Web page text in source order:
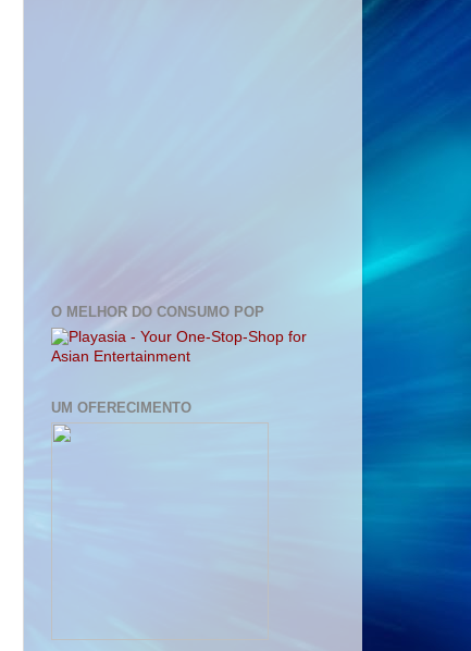
O MELHOR DO CONSUMO POP
UM OFERECIMENTO